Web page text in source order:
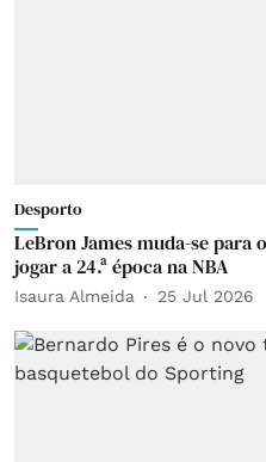
Desporto
LeBron James muda-se para
jogar a 24.ª época na NBA
Isaura Almeida 25 Jul 2026